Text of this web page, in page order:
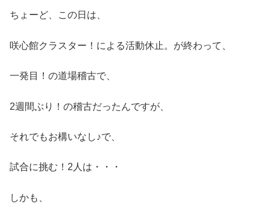
ちょーど、この日は、
咲心館クラスター！による活動休止。が終わって、
一発目！の道場稽古で、
2週間ぶり！の稽古だったんですが、
それでもお構いなし♪で、
試合に挑む！2人は・・・
しかも、